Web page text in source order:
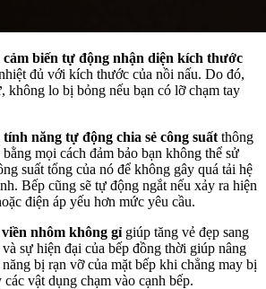
biến tự động nhận diện kích thước
đủ với kích thước của nồi nấu. Do đó,
không lo bị bỏng nếu bạn có lỡ chạm tay
năng tự động chia sẻ công suất thông
mọi cách đảm bảo bạn không thể sử
suất tổng của nó để không gây quá tải hệ
Bếp cũng sẽ tự động ngắt nếu xảy ra hiện
điện áp yếu hơn mức yêu cầu.
nhôm không gỉ giúp tăng vẻ đẹp sang
sự hiện đại của bếp đồng thời giúp nâng
bị rạn vỡ của mặt bếp khi chẳng may bị
vật dụng chạm vào cạnh bếp.